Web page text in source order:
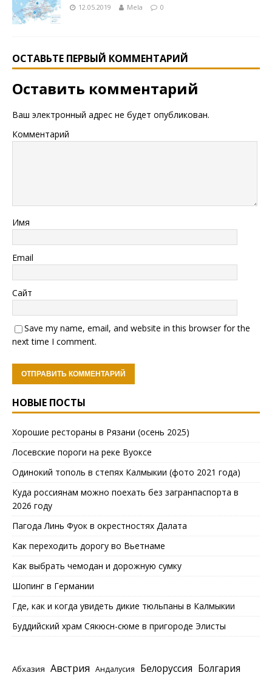
12.05.2019 Mela 0
ОСТАВЬТЕ ПЕРВЫЙ КОММЕНТАРИЙ
Оставить комментарий
Ваш электронный адрес не будет опубликован.
Комментарий
Имя
Email
Сайт
Save my name, email, and website in this browser for the
next time I comment.
НОВЫЕ ПОСТЫ
Хорошие рестораны в Рязани (осень 2025)
Лосевские пороги на реке Вуоксе
Одинокий тополь в степях Калмыкии (фото 2021 года)
Куда россиянам можно поехать без загранпаспорта в
2026 году
Пагода Линь Фуок в окрестностях Далата
Как переходить дорогу во Вьетнаме
Как выбрать чемодан и дорожную сумку
Шопинг в Германии
Где, как и когда увидеть дикие тюльпаны в Калмыкии
Буддийский храм Сякюсн-сюме в пригороде Элисты
Абхазия Австрия Андалусия Белоруссия Болгария